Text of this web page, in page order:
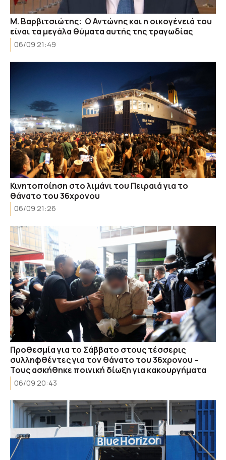
Μ. Βαρβιτσιώτης: Ο Αντώνης και η οικογένειά του
είναι τα μεγάλα θύματα αυτής της τραγωδίας
06/09 21:49
Κινητοποίηση στο λιμάνι του Πειραιά για το
θάνατο του 36χρονου
06/09 21:26
Προθεσμία για το Σάββατο στους τέσσερις
συλληφθέντες για τον θάνατο του 36χρονου –
Τους ασκήθηκε ποινική δίωξη για κακουργήματα
06/09 20:43